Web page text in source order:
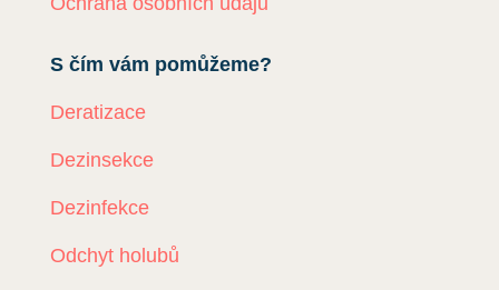
S čím vám pomůžeme?
Deratizace
Dezinsekce
Dezinfekce
Odchyt holubů